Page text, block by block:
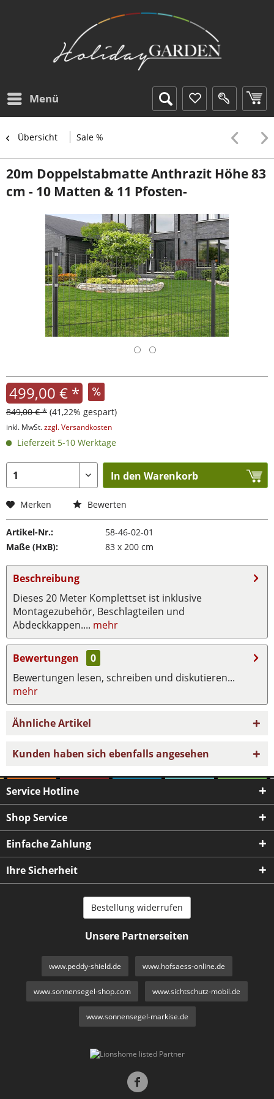
Menü
Übersicht Sale %
20m Doppelstabmatte Anthrazit Höhe 83
cm - 10 Matten & 11 Pfosten-
499,00 € *
849,00 € * (41,22% gespart)
inkl. MwSt.zzgl. Versandkosten
Lieferzeit 5-10 Werktage
In den Warenkorb
Merken Bewerten
Artikel-Nr.:
58-46-02-01
Maße (HxB):
83 x 200 cm
Beschreibung
Dieses 20 Meter Komplettset ist inklusive
Montagezubehör, Beschlagteilen und
Abdeckkappen.... mehr
Bewertungen
0
Bewertungen lesen, schreiben und diskutieren...
mehr
Ähnliche Artikel
Kunden haben sich ebenfalls angesehen
Service Hotline
Shop Service
Einfache Zahlung
Ihre Sicherheit
Bestellung widerrufen
Unsere Partnerseiten
www.peddy-shield.de www.hofsaess-online.de
www.sonnensegel-shop.com www.sichtschutz-mobil.de
www.sonnensegel-markise.de